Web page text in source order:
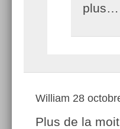
plus…
William 28
Plus de la